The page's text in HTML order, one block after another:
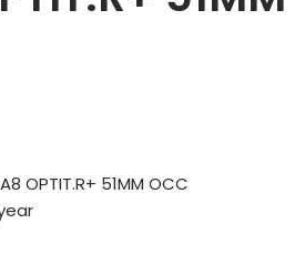
OPTIT.R+ 51MM OCC